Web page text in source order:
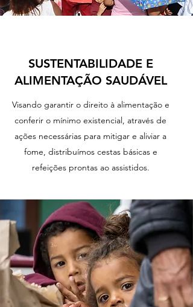
SUSTENTABILIDADE E
ALIMENTAÇÃO SAUDÁVEL
Visando garantir o direito à alimentação e
conferir o mínimo existencial, através de
ações necessárias para mitigar e aliviar a
fome, distribuímos cestas básicas e
refeições prontas ao assistidos.